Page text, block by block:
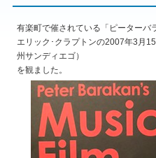
有楽町で催されている「ピーターバ
エリック･クラプトンの2007年3月
州サンディエゴ）
を観ました。